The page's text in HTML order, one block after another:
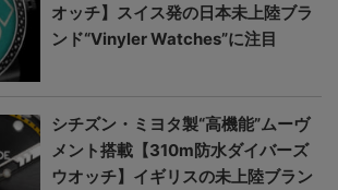
オッチ】スイス発の日本未上陸ブラ
ンド“Vinyler Watches”に注目
シチズン・ミヨタ製“高機能”ムーヴ
メント搭載【310m防水ダイバーズ
ウオッチ】イギリスの未上陸ブラン